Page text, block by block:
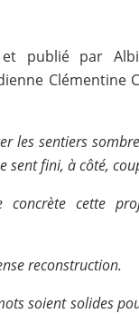
publié par
Clémentine
les sentiers
sent fini, à côté,
concrète cette
reconstruction.
soient solides